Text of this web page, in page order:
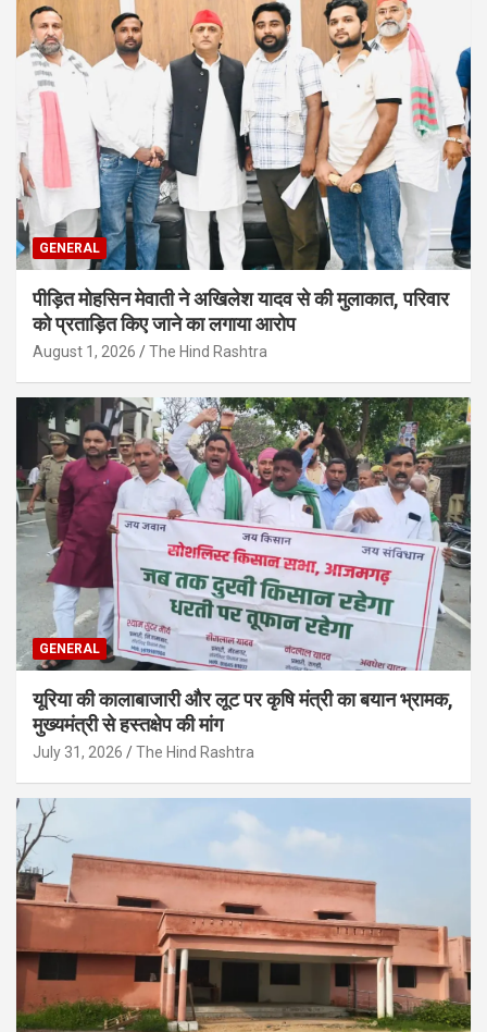
GENERAL
पीड़ित मोहसिन मेवाती ने अखिलेश यादव से की मुलाकात, परिवार
को प्रताड़ित किए जाने का लगाया आरोप
August 1, 2026 The Hind Rashtra
GENERAL
यूरिया की कालाबाजारी और लूट पर कृषि मंत्री का बयान भ्रामक,
मुख्यमंत्री से हस्तक्षेप की मांग
July 31, 2026 The Hind Rashtra